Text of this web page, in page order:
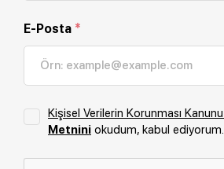
E-Posta *
Kişisel Verilerin Korunması Kanunu
Metnini okudum, kabul ediyorum.